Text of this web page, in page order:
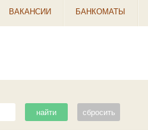
ВАКАНСИИ БАНКОМАТЫ